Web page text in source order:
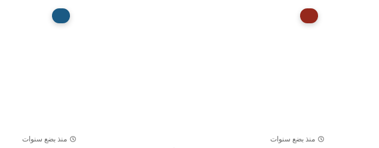
منذ بضع سنوات منذ بضع سنوات